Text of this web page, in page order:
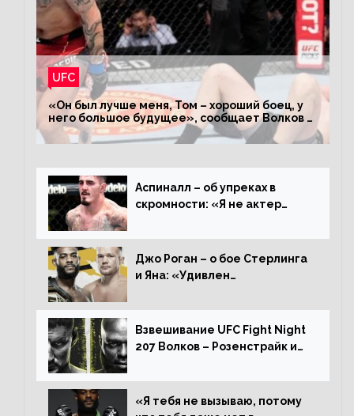
UFC
«Он был лучше меня, Том – хороший боец, у
него большое будущее», сообщает Волков –
о поражении Аспиналлу
Аспиналл – об упреках в
скромности: «Я не актер
дерьмо»
Джо Роган – о бое Стерлинга
и Яна: «Удивлен
Алджамейн определенно
выиграл»
Взвешивание UFC Fight Night
207 Волков – Розенстрайк и
«Я тебя не вызываю, потому